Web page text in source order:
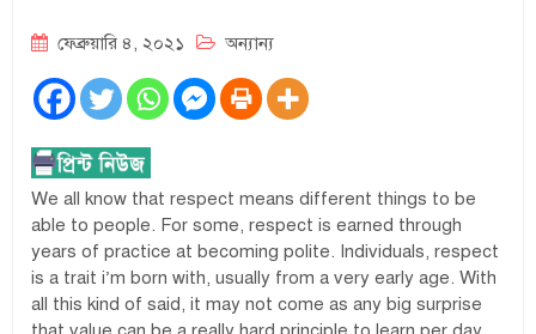
ফেব্রুয়ারি ৪, ২০২১ অন্যান্য
We all know that respect means different things to be
able to people. For some, respect is earned through
years of practice at becoming polite. Individuals, respect
is a trait i’m born with, usually from a very early age. With
all this kind of said, it may not come as any big surprise